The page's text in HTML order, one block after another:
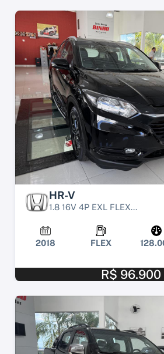
HR-V
1.8 16V 4P EXL FLEX...
2018 FLEX
R$ 96.900